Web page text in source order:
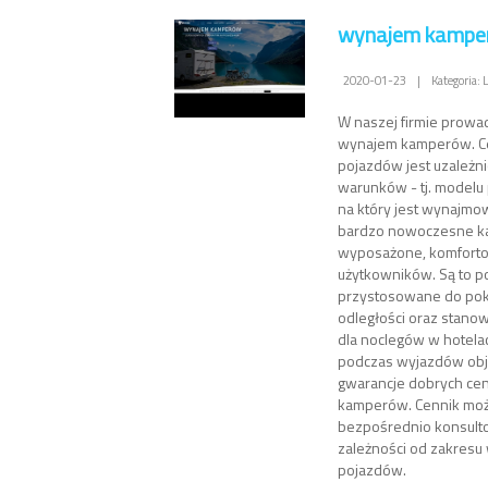
wynajem
2020-01-23 | Kategoria:
W naszej firmie
wynajem kamperów.
pojazdów jest
warunków - tj. modelu
na który jest
bardzo nowoczesne
wyposażone,
użytkowników. Są to
przystosowane do
odległości oraz
dla noclegów w
podczas wyjazdów
gwarancje dobrych
kamperów. Cennik
bezpośrednio
zależności od
pojazdów.